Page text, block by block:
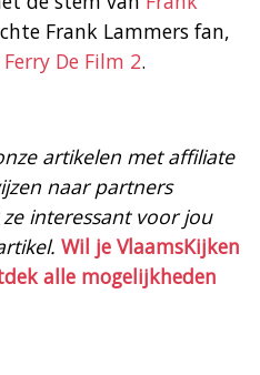
Frank Lammers fan,
Ferry De Film 2.
artikelen met affiliate
naar partners
interessant voor jou
Wil je VlaamsKijken
alle mogelijkheden